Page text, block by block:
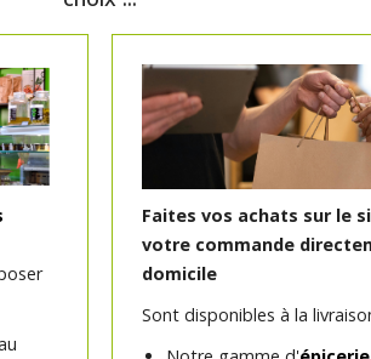
PÂTISSERIE SANS GLUTEN, SANS
HUILES ESSENTIELLES MAISON
Faites vos achats sur le
votre commande
domicile
Sont disponibles à la
Gomme de guar bio 60g